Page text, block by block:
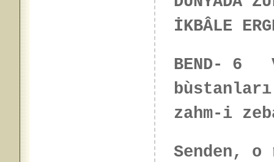
İKBÂLE
BEND- 6
zahm-i
Senden, o